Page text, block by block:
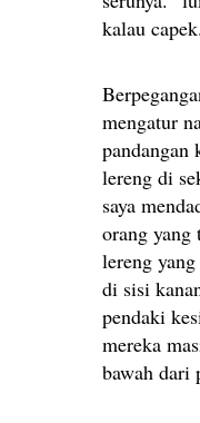
kalau
mengatur
pandangan
lereng di
saya
orang yang
lereng
di sisi
pendaki
mereka
bawah dari